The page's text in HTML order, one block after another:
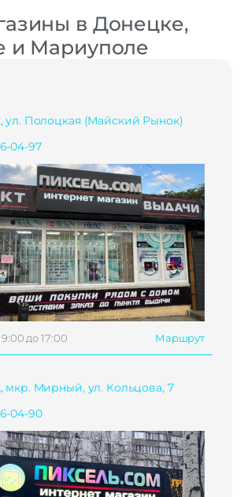
в Донецке,
и Мариуполе
ул. Полоцкая (Майский Рынок)
04-97
до 17:00 Маршрут
мкр. Мирный, ул. Кольцова, 7
04-90